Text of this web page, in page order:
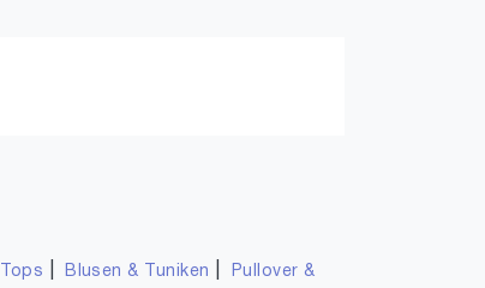
Blusen & Tuniken
Pullover &